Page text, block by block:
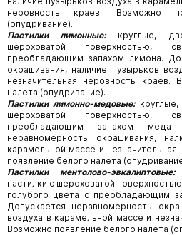
неровность краев. Возможно
(опудривание).
Пастилки лимонные:круглые,
шероховатой поверхностью,
преобладающим запахом лимона.
окрашивания, наличие пузырьков
незначительная неров­ность краев.
налета (опудривание).
Пастилки лимонно-медовые:круглые,
шероховатой поверхностью,
преобладающим запахом мёда
неравномерность окрашивания,
карамельной массе и
появление белого налета
Пастилки ментолово-эвкалиптовые:
пастилки с шероховатой
голубого цвета с преобладающим
Допускается неравномерность
воздуха в карамельной массе и
Возможно появление белого налета